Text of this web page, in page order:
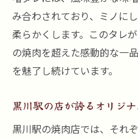
み合わされており、ミノに
柔らかくします。このタレ
の焼肉を超えた感動的な一
を魅了し続けています。
黒川駅の店が誇るオリジ
黒川駅の焼肉店では、それ